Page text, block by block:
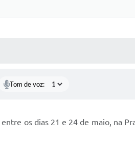
Tom de voz:
os dias 21 e 24 de maio, na